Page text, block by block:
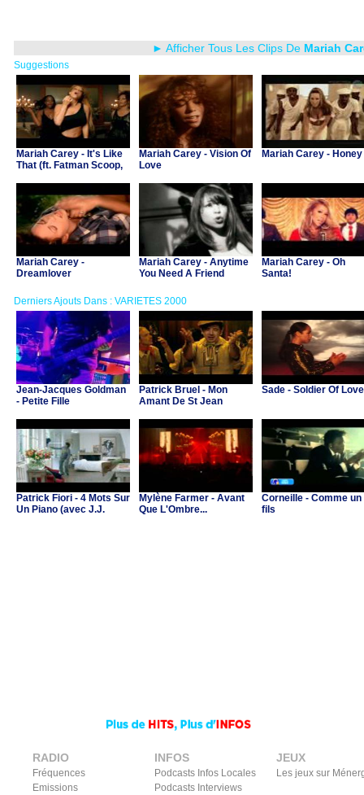
► Afficher Tous Les Clips De Mariah
Suggestions
Mariah Carey - It's Like
That (ft. Fatman Scoop,
Mariah Carey - Vision Of
Love
Mariah Carey - Honey
Mariah Carey -
Dreamlover
Mariah Carey - Anytime
You Need A Friend
Mariah Carey - Oh
Santa!
Derniers Ajouts Dans : VARIETES 2000
Jean-Jacques Goldman
- Petite Fille
Patrick Bruel - Mon
Amant De St Jean
Sade - Soldier Of Love
Patrick Fiori - 4 Mots Sur
Un Piano (avec J.J.
Mylène Farmer - Avant
Que L'Ombre...
Corneille - Comme un
fils
RADIO
Fréquences
Emissions
INFOS
Podcasts Infos Locales
Podcasts Interviews
JEUX
Les jeux sur